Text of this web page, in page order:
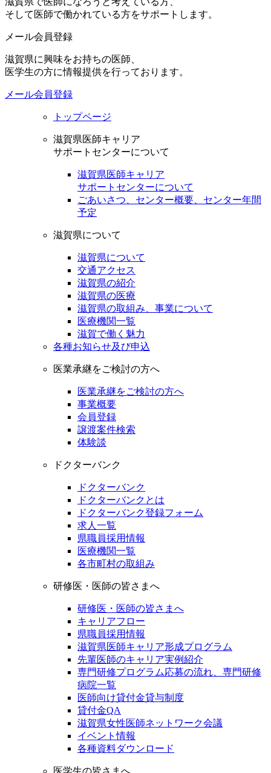
そして医師で働かれている方をサポートします。
メール会員登録
滋賀県に興味をお持ちの医師、
医学生の方に情報提供を行っております。
メール会員登録
トップページ
滋賀県医師キャリア
サポートセンターについて
滋賀県医師キャリア
サポートセンターについて
ごあいさつ、センター概要、センター年間
予定
滋賀県について
滋賀県について
交通アクセス
滋賀県の紹介
滋賀県の医療
滋賀県の取組み、事業について
医療機関一覧
滋賀で働く魅力
各種お知らせ及び申込
医業承継をご検討の方へ
医業承継をご検討の方へ
事業概要
会員登録
譲渡案件検索
体験談
ドクターバンク
ドクターバンク
ドクターバンクとは
ドクターバンク登録フォーム
求人一覧
県職員採用情報
医療機関一覧
各市町村の取組み
研修医・医師の皆さまへ
研修医・医師の皆さまへ
キャリアフロー
県職員採用情報
滋賀県医師キャリア形成プログラム
先輩医師のキャリア実例紹介
専門研修プログラム応募の流れ、専門研修
病院一覧
医師向け貸付金貸与制度
貸付金QA
滋賀県女性医師ネットワーク会議
イベント情報
各種資料ダウンロード
医学生の皆さまへ